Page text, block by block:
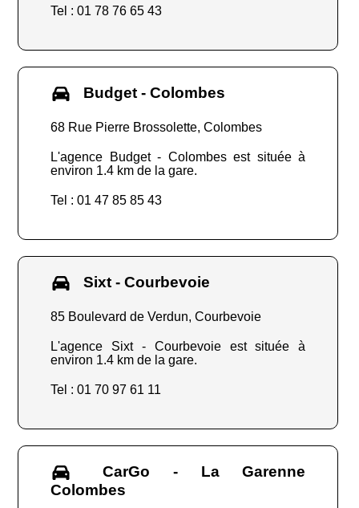
Tel : 01 78 76 65 43
Budget - Colombes
68 Rue Pierre Brossolette, Colombes
L'agence Budget - Colombes est située à
environ 1.4 km de la gare.
Tel : 01 47 85 85 43
Sixt - Courbevoie
85 Boulevard de Verdun, Courbevoie
L'agence Sixt - Courbevoie est située à
environ 1.4 km de la gare.
Tel : 01 70 97 61 11
CarGo - La Garenne
Colombes